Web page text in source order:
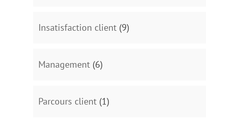
Insatisfaction client(9)
Management(6)
Parcours client(1)